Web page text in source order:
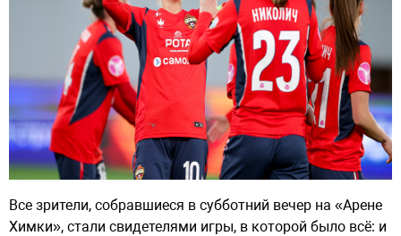
Все зрители, собравшиеся в субботний вечер на «Арене
Химки», стали свидетелями игры, в которой было всё: и